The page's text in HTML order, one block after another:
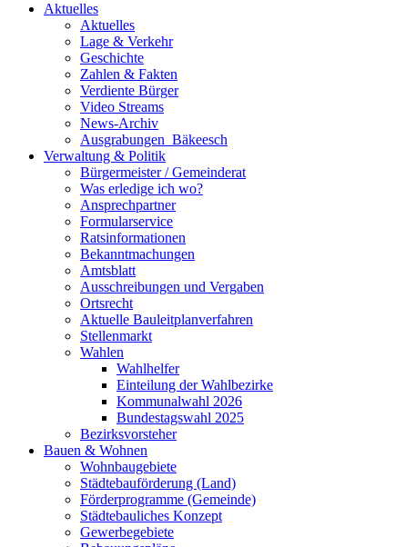
Aktuelles
Aktuelles
Lage & Verkehr
Geschichte
Zahlen & Fakten
Verdiente Bürger
Video Streams
News-Archiv
Ausgrabungen_Bäkeesch
Verwaltung & Politik
Bürgermeister / Gemeinderat
Was erledige ich wo?
Ansprechpartner
Formularservice
Ratsinformationen
Bekanntmachungen
Amtsblatt
Ausschreibungen und Vergaben
Ortsrecht
Aktuelle Bauleitplanverfahren
Stellenmarkt
Wahlen
Wahlhelfer
Einteilung der Wahlbezirke
Kommunalwahl 2026
Bundestagswahl 2025
Bezirksvorsteher
Bauen & Wohnen
Wohnbaugebiete
Städtebauförderung (Land)
Förderprogramme (Gemeinde)
Städtebauliches Konzept
Gewerbegebiete